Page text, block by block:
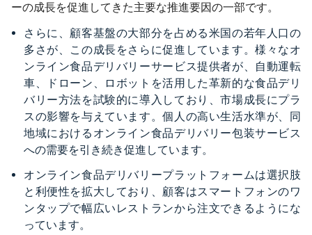
ーの成長を促進してきた主要な推進要因の一部です。
さらに、顧客基盤の大部分を占める米国の若年人口の
多さが、この成長をさらに促進しています。様々なオ
ンライン食品デリバリーサービス提供者が、自動運転
車、ドローン、ロボットを活用した革新的な食品デリ
バリー方法を試験的に導入しており、市場成長にプラ
スの影響を与えています。個人の高い生活水準が、同
地域におけるオンライン食品デリバリー包装サービス
への需要を引き続き促進しています。
オンライン食品デリバリープラットフォームは選択肢
と利便性を拡大しており、顧客はスマートフォンのワ
ンタップで幅広いレストランから注文できるようにな
っています。